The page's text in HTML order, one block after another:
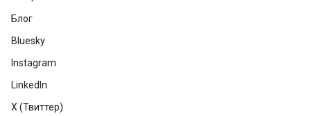
Блог
Bluesky
Instagram
LinkedIn
X (Твиттер)